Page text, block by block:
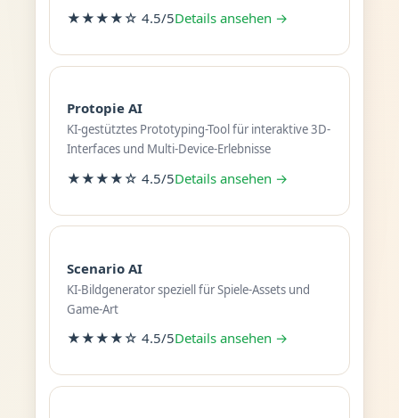
★★★★☆ 4.5/5Details ansehen →
Protopie AI
KI-gestütztes Prototyping-Tool für interaktive 3D-
Interfaces und Multi-Device-Erlebnisse
★★★★☆ 4.5/5Details ansehen →
Scenario AI
KI-Bildgenerator speziell für Spiele-Assets und
Game-Art
★★★★☆ 4.5/5Details ansehen →